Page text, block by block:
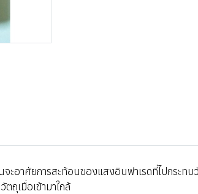
อาศัยการสะท้อนของแสงอินฟาเรดที่ไปกระท
ถุเมื่อเข้ามาใกล้